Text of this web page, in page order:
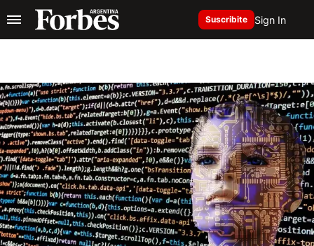
Suscribite Sign In